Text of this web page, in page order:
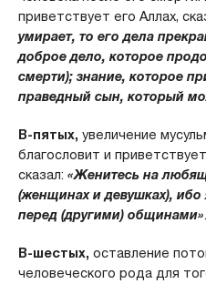
приветствует его Аллах,
умирает, то его дела
доброе дело, которое
смерти); знание, которое
праведный сын, который
В-пятых, увеличение
благословит и
сказал: «Женитесь на
(женщинах и девушках), ибо
перед (другими) общинами».
В-шестых, оставление
человеческого рода для